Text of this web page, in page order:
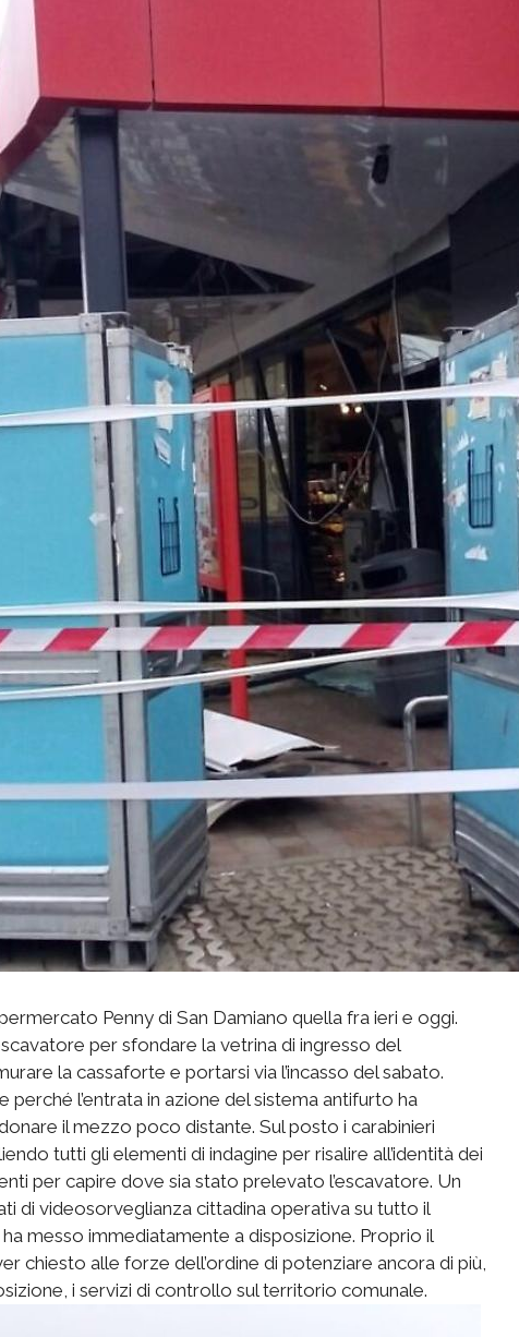
Penny di San Damiano quella fra ieri e oggi.
per sfondare la vetrina di ingresso del
la cassaforte e portarsi via l’incasso del sabato.
l’entrata in azione del sistema antifurto ha
il mezzo poco distante. Sul posto i carabinieri
tutti gli elementi di indagine per risalire all’identità dei
per capire dove sia stato prelevato l’escavatore. Un
di videosorveglianza cittadina operativa su tutto il
messo immediatamente a disposizione. Proprio il
chiesto alle forze dell’ordine di potenziare ancora di più,
i servizi di controllo sul territorio comunale.